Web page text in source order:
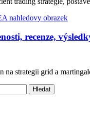
recenze,
na strategii grid a